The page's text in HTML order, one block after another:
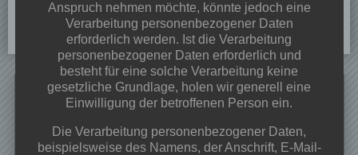
Search
Neueste Beiträge
Anspruch nehmen möchte, könnte jedoch eine
Verarbeitung personenbezogener Daten
erforderlich werden. Ist die Verarbeitung
personenbezogener Daten erforderlich und
besteht für eine solche Verarbeitung keine
gesetzliche Grundlage, holen wir generell eine
Einwilligung der betroffenen Person ein.
Die Verarbeitung personenbezogener Daten,
beispielsweise des Namens, der Anschrift, E-Mail-